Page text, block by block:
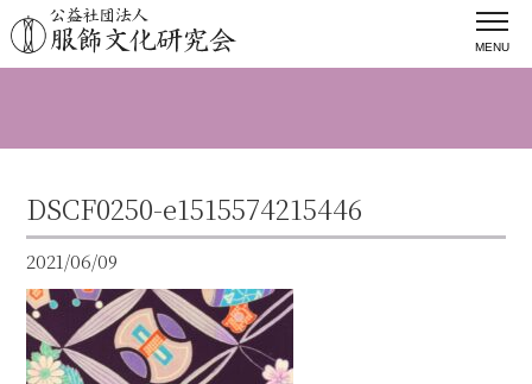
MENU
DSCF0250-e1515574215446
2021/06/09